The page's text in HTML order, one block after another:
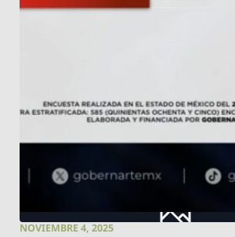
NOVIEMBRE 4, 2025